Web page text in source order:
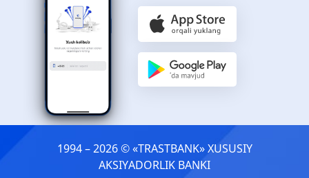
1994 – 2026 © «TRASTBANK» ХUSUSIY
AKSIYADORLIK BANKI